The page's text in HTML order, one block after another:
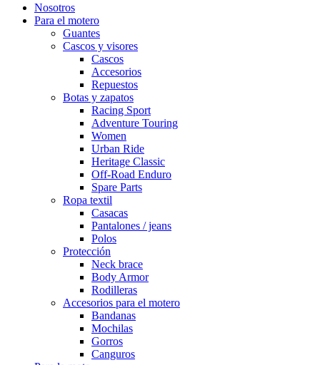
Nosotros
Para el motero
Guantes
Cascos y visores
Cascos
Accesorios
Repuestos
Botas y zapatos
Racing Sport
Adventure Touring
Women
Urban Ride
Heritage Classic
Off-Road Enduro
Spare Parts
Ropa textil
Casacas
Pantalones / jeans
Polos
Protección
Neck brace
Body Armor
Rodilleras
Accesorios para el motero
Bandanas
Mochilas
Gorros
Canguros